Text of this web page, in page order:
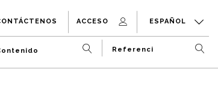
ACCESO ESPAÑOL